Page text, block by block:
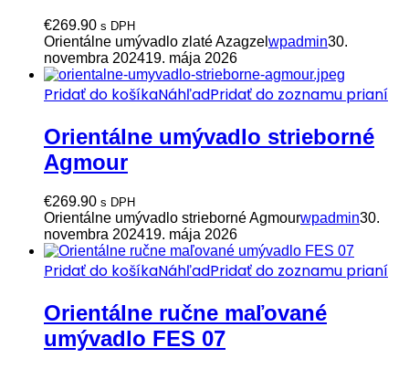
€269.90 s DPH
Orientálne umývadlo zlaté Azagzel wpadmin30.
novembra 202419. mája 2026
Pridať do košíkaNáhľadPridať do zoznamu prianí
Orientálne umývadlo strieborné
Agmour
€269.90 s DPH
Orientálne umývadlo strieborné Agmourwpadmin30.
novembra 202419. mája 2026
Pridať do košíkaNáhľadPridať do zoznamu prianí
Orientálne ručne maľované
umývadlo FES 07